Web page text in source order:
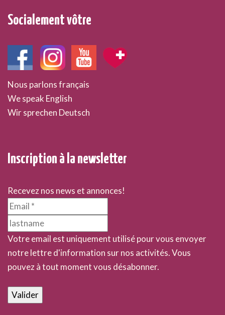
Socialement vôtre
Nous parlons français
We speak English
Wir sprechen Deutsch
Inscription à la newsletter
Recevez nos news et annonces!
Votre email est uniquement utilisé pour vous envoyer
notre lettre d'information sur nos activités. Vous
pouvez à tout moment vous désabonner.